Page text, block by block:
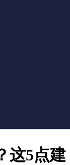
这5点建